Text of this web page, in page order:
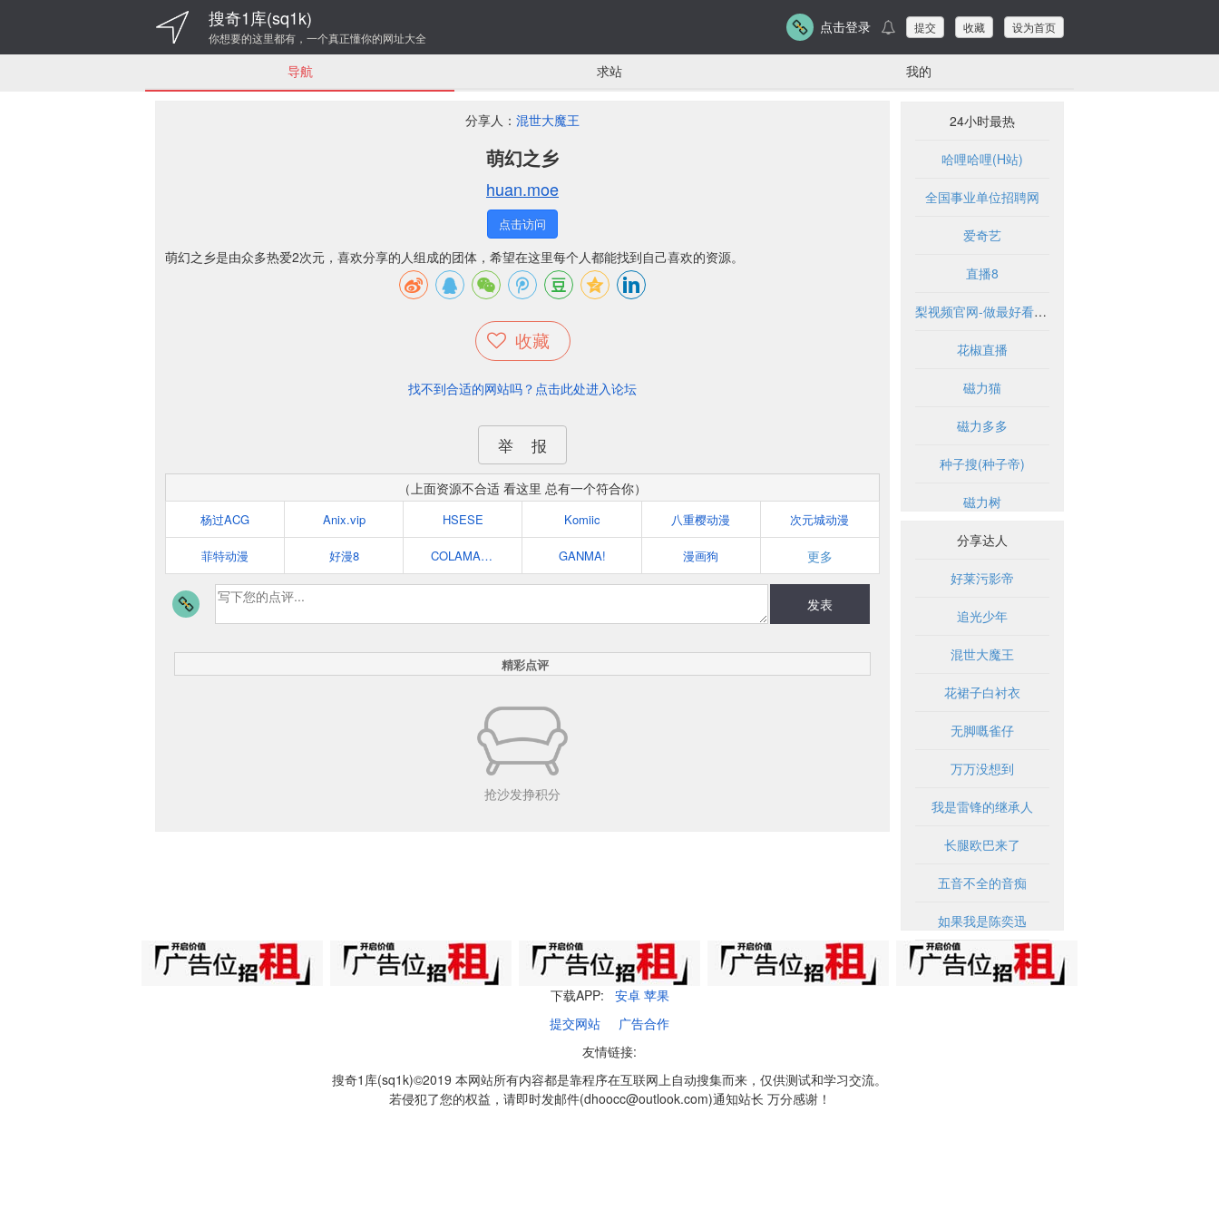
搜奇1库(sq1k)
你想要的这里都有，一个真正懂你的网址大全
点击登录 提交 收藏 设为首页
导航 求站 我的
分享人： 混世大魔王
萌幻之乡
huan.moe
点击访问
萌幻之乡是由众多热爱2次元，喜欢分享的人组成的团体，希望在这里每个人都能找到自己喜欢的资源。
收藏
找不到合适的网站吗？点击此处进入论坛
举 报
（上面资源不合适 看这里 总有一个符合你）
杨过ACG Anix.vip HSESE Komiic 八重樱动漫 次元城动漫
菲特动漫 好漫8 COLAMANGA GANMA! 漫画狗 更多
发表
精彩点评
抢沙发挣积分
24小时最热
哈哩哈哩(H站)
全国事业单位招聘网
爱奇艺
直播8
梨视频官网-做最好看的资讯短视频-Pear Video
花椒直播
磁力猫
磁力多多
种子搜(种子帝)
磁力树
分享达人
好莱污影帝
追光少年
混世大魔王
花裙子白衬衣
无脚嘅雀仔
万万没想到
我是雷锋的继承人
长腿欧巴来了
五音不全的音痴
如果我是陈奕迅
下载APP: 安卓 苹果
提交网站
广告合作
友情链接:
搜奇1库(sq1k)©2019 本网站所有内容都是靠程序在互联网上自动搜集而来，仅供测试和学习交流。
若侵犯了您的权益，请即时发邮件(dhoocc@outlook.com)通知站长 万分感谢！